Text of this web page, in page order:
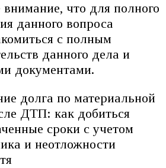
что для полного
данного вопроса
с полным
данного дела и
документами.
долга по материальной
ДТП: как добиться
сроки с учетом
и неотложности